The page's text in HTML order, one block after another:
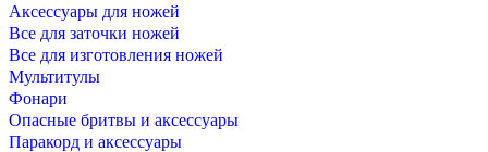
Аксессуары для ножей
Все для заточки ножей
Все для изготовления ножей
Мультитулы
Фонари
Опасные бритвы и аксессуары
Паракорд и аксессуары